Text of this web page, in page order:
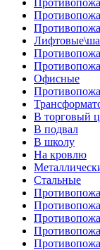
Офисные
В торговый
В подвал
В школу
На кровлю
Стальные